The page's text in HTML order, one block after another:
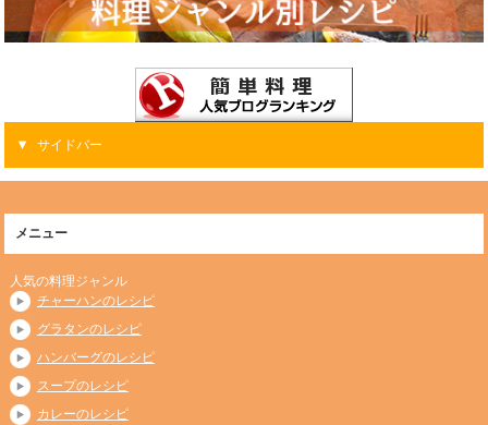
サイドバー
メニュー
人気の料理ジャンル
チャーハンのレシピ
グラタンのレシピ
ハンバーグのレシピ
スープのレシピ
カレーのレシピ